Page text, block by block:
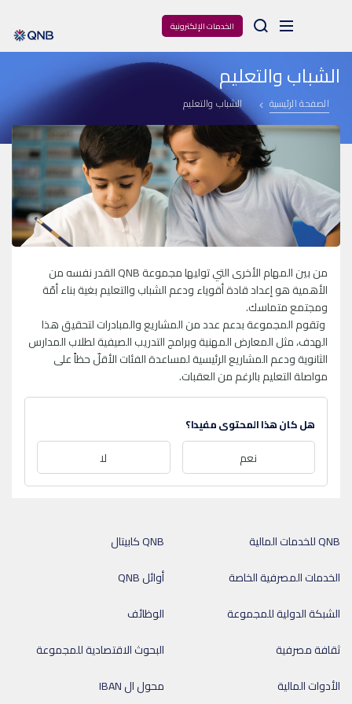
الخدمات الإلكترونية Arama
الشباب والتعليم
الصفحة الرئيسية الشباب والتعليم
من بين المهام الأخرى التي توليها مجموعة QNB القدر نفسه من
الأهمية هو إعداد قادة أقوياء ودعم الشباب والتعليم بغية بناء أمّة
ومجتمع متماسك.
وتقوم المجموعة بدعم عدد من المشاريع والمبادرات لتحقيق هذا
الهدف، مثل المعارض المهنية وبرامج التدريب الصيفية لطلاب المدارس
الثانوية ودعم المشاريع الرئيسية لمساعدة الفئات الأقلّ حظاً على
مواصلة التعليم بالرغم من العقبات.
هل كان هذا المحتوى مفيدا؟
نعم لا
QNB كابيتال
QNB للخدمات المالية
أوائل QNB
الخدمات المصرفية الخاصة
الوظائف
الشبكة الدولية للمجموعة
البحوث الاقتصادية للمجموعة
ثقافة مصرفية
محول ال IBAN
الأدوات المالية